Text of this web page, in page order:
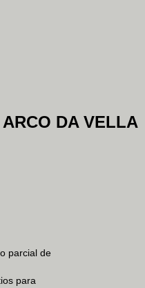
DA VELLA
parcial de
para